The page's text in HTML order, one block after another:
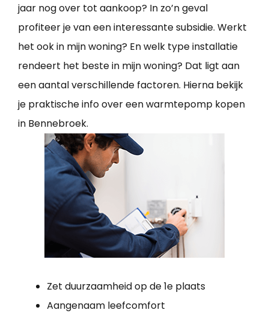
jaar nog over tot aankoop? In zo’n geval
profiteer je van een interessante subsidie. Werkt
het ook in mijn woning? En welk type installatie
rendeert het beste in mijn woning? Dat ligt aan
een aantal verschillende factoren. Hierna bekijk
je praktische info over een warmtepomp kopen
in Bennebroek.
Zet duurzaamheid op de 1e plaats
Aangenaam leefcomfort